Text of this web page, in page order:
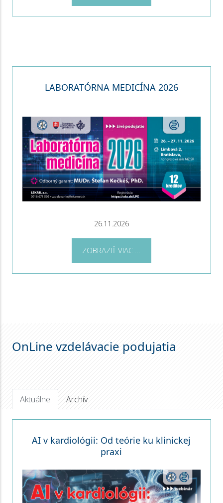
LABORATÓRNA MEDICÍNA 2026
26.11.2026
ZOBRAZIŤ VIAC ...
OnLine vzdelávacie podujatia
Aktuálne Archív
AI v kardiológii: Od teórie ku klinickej
praxi